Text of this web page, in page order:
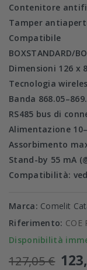
Contenitore
Tamper
Compatibile
BOXSTANDARD/
Dimensioni 126 x
Tecnologia
Banda
RS485 bus di
Alimentazione
Assorbimento
Stand-by 55 mA
Compatibilità:
Marca: Comelit
Riferimento: COE
Disponibilità
127,05 €